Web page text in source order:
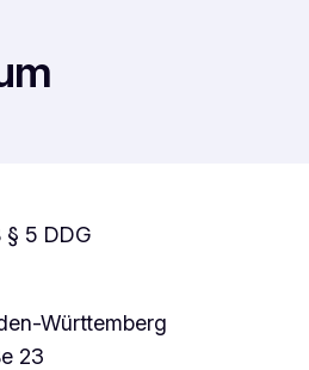
§ 5 DDG
Württemberg
23